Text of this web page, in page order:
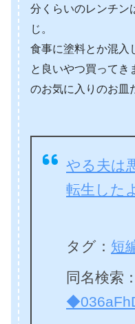
分くらいのレンチン
じ。
食事に塗料とか混入
と良いやつ買ってき
のお気に入りのお皿
やる夫は
転生した
タグ： 短
同名検索：